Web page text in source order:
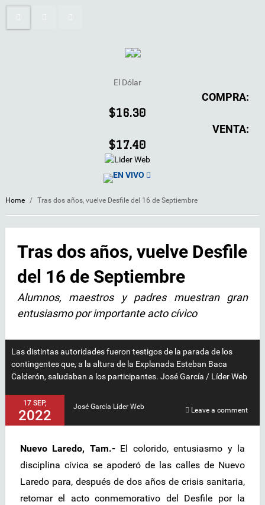
El Dólar
COMPRA:
$16.30
VENTA:
$17.40
EN VIVO
Home / Tras dos años, vuelve Desfile del 16 de Septiembre
Tras dos años, vuelve Desfile
del 16 de Septiembre
Alumnos, maestros y padres muestran gran
entusiasmo por importante acto cívico
Las distintas autoridades fueron testigos de la parada de los
contingentes que, a la altura de la Explanada Esteban Baca
Calderón, saludaban a los participantes. José García / Líder Web
17 SEP,
2022
José García Líder Web Leave a comment
Nuevo Laredo, Tam.- El colorido, entusiasmo y la
disciplina cívica se apoderó de las calles de Nuevo
Laredo para, después de dos años de crisis sanitaria,
retomar el acto conmemorativo del Desfile por la